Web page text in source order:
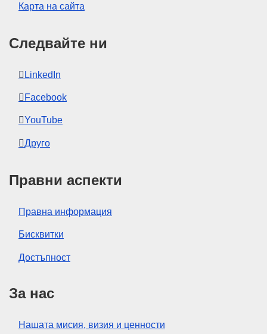
Карта на сайта
Следвайте ни
LinkedIn
Facebook
YouTube
Друго
Правни аспекти
Правна информация
Бисквитки
Достъпност
За нас
Нашата мисия, визия и ценности